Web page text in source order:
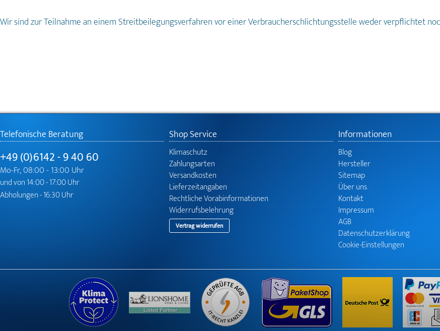
Wir sind zur Teilnahme an einem Streitbeilegungsverfahren vor einer Verbraucherschlichtungsstelle weder verpflichtet
Telefonische Beratung
+49 (0)6142 - 9 40 60
Mo-Fr, 08:00 - 13:00 Uhr
und von 14:00 - 17:00 Uhr
Abholungen - 16:30 Uhr
Shop Service
Klimaschutz
Zahlungsarten
Versandkosten
Lieferzeitangaben
Rechtliche Vorabinformationen
Widerrufsbelehrung
Vertrag widerrufen
Informationen
Blog
Hersteller
Sitemap
Über uns
Kontakt
Impressum
AGB
Datenschutzerklärung
Cookie-Einstellungen